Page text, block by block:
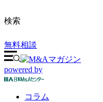
検索
無料相談
powered by
コラム